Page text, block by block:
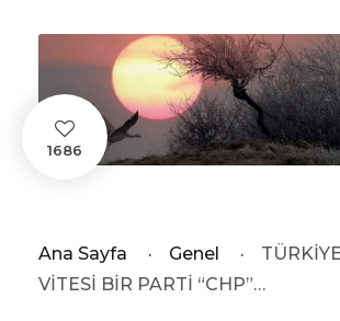
1686
Ana Sayfa · Genel ·
VİTESİ BİR PARTİ “CHP”…